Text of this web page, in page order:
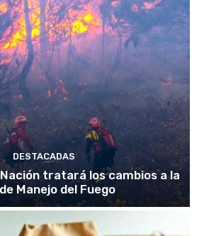
DESTACADAS
Nación tratará los cambios a la
Manejo del Fuego